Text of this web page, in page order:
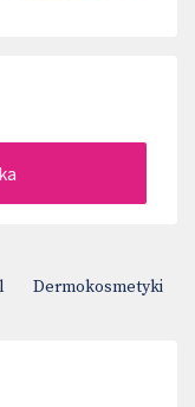
Dermokosmetyki